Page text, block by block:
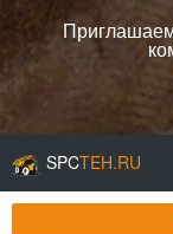
SPCTEH.RU